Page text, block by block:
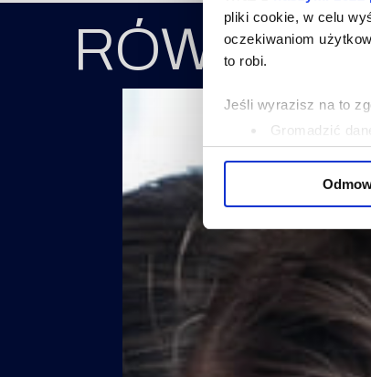
pliki cookie, w celu
oczekiwaniom
to robi.
Jeśli wyrazisz na to
Gromadzić
Identyfikować
Wykorzystujemy pliki
ruch w naszej
reklamowym i
uzyskanymi podczas
RÓWNIEŻ